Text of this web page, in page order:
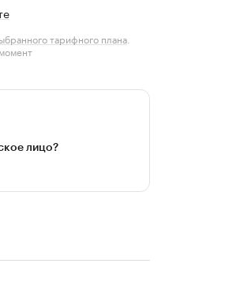
тарифного плана.
лицо?